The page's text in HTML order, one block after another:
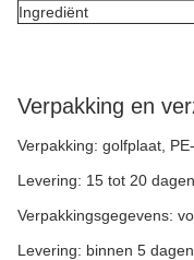
Ingrediënt
Verpakking en
Verpakking: golfplaat,
Levering: 15 tot 20 dagen
Verpakkingsgegevens:
Levering: binnen 5